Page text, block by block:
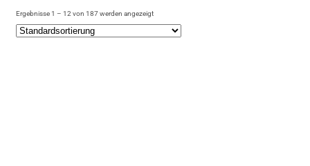
RU
ES
Ergebnisse 1 – 12 von 187 werden angezeigt